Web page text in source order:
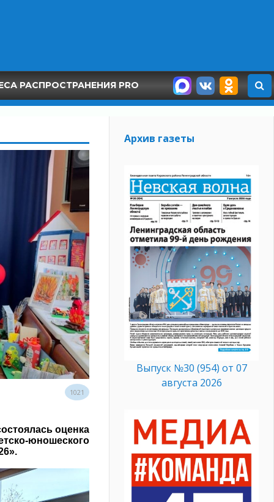
РАСПРОСТРАНЕНИЯ PRO
1021
оценка
юношеского
Архив газеты
Выпуск №30 (954) от 07
августа 2026